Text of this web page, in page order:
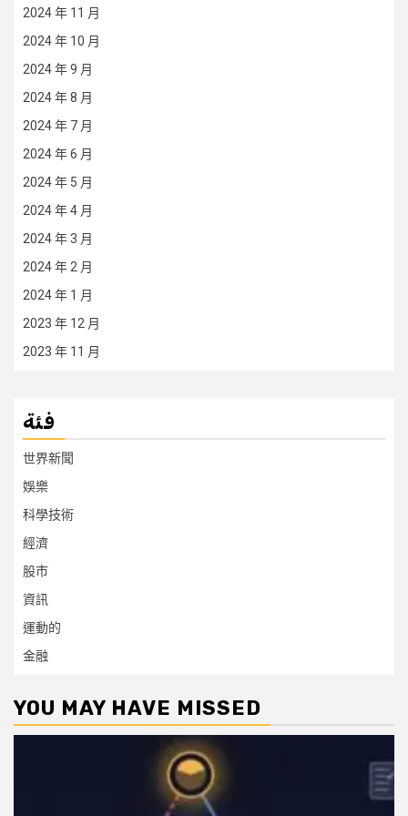
2024 年 11 月
2024 年 10 月
2024 年 9 月
2024 年 8 月
2024 年 7 月
2024 年 6 月
2024 年 5 月
2024 年 4 月
2024 年 3 月
2024 年 2 月
2024 年 1 月
2023 年 12 月
2023 年 11 月
فئة
世界新聞
娛樂
科學技術
經濟
股市
資訊
運動的
金融
YOU MAY HAVE MISSED